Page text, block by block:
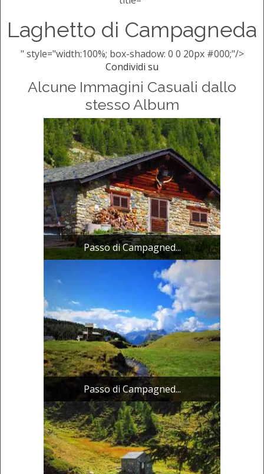
Laghetto di Campagneda
" style="width:100%; box-shadow: 0 0 20px #000;"/>
Condividi su
Alcune Immagini Casuali dallo
stesso Album
Passo di Campagned...
Passo di Campagned...